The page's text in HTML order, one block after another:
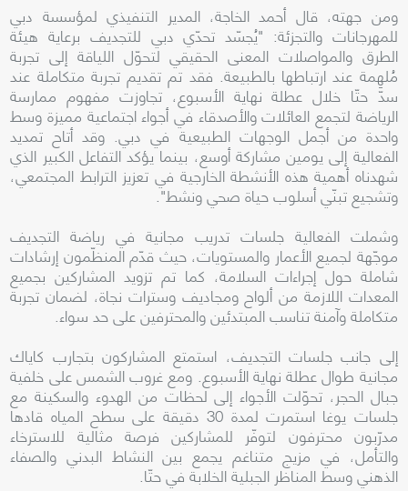
ومن جهته، قال أحمد الخاجة، المدير التنفيذي لمؤسسة دبي
للمهرجانات والتجزئة: "يُجسّد تحدّي دبي للتجديف برعاية هيئة
الطرق والمواصلات المعنى الحقيقي لتحوّل اللياقة إلى تجربة
مُلهِمة عند ارتباطها بالطبيعة. فقد تم تقديم تجربة متكاملة عند
سدّ حتّا خلال عطلة نهاية الأسبوع، تجاوزت مفهوم ممارسة
الرياضة لتجمع العائلات والأصدقاء في أجواء اجتماعية مميزة وسط
واحدة من أجمل الوجهات الطبيعية في دبي. وقد أتاح تمديد
الفعالية إلى يومين مشاركة أوسع، بينما يؤكد التفاعل الكبير الذي
شهدناه أهمية هذه الأنشطة الخارجية في تعزيز الترابط المجتمعي،
وتشجيع تبنّي أسلوب حياة صحي ونشط".
وشملت الفعالية جلسات تدريب مجانية في رياضة التجديف
موجّهة لجميع الأعمار والمستويات، حيث قدّم المنظّمون إرشادات
شاملة حول إجراءات السلامة، كما تم تزويد المشاركين بجميع
المعدات اللازمة من ألواح ومجاديف وسترات نجاة، لضمان تجربة
متكاملة وآمنة تناسب المبتدئين والمحترفين على حد سواء.
إلى جانب جلسات التجديف، استمتع المشاركون بتجارب كاياك
مجانية طوال عطلة نهاية الأسبوع. ومع غروب الشمس على خلفية
جبال الحجر، تحوّلت الأجواء إلى لحظات من الهدوء والسكينة مع
جلسات يوغا استمرت لمدة 30 دقيقة على سطح المياه قادها
مدرّبون محترفون لتوفّر للمشاركين فرصة مثالية للاسترخاء
والتأمل، في مزيج متناغم يجمع بين النشاط البدني والصفاء
الذهني وسط المناظر الجبلية الخلابة في حتّا.